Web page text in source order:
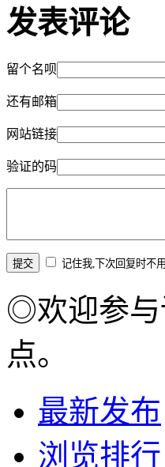
发表评论
留个名呗
还有邮箱
网站链接
验证的码
记住我,下次回复时不
◎欢迎参与
点。
最新发布
浏览排行